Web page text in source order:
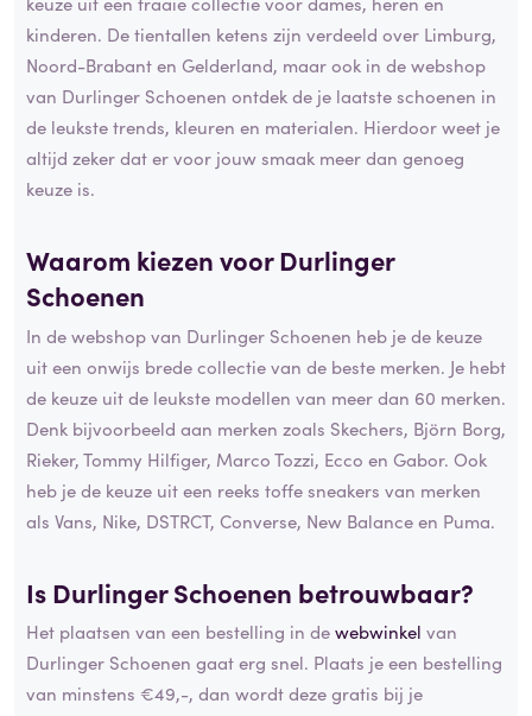
kinderen. De tientallen ketens zijn verdeeld over Limburg,
Noord-Brabant en Gelderland, maar ook in de webshop
van Durlinger Schoenen ontdek de je laatste schoenen in
de leukste trends, kleuren en materialen. Hierdoor weet je
altijd zeker dat er voor jouw smaak meer dan genoeg
keuze is.
Waarom kiezen voor Durlinger
Schoenen
In de webshop van Durlinger Schoenen heb je de keuze
uit een onwijs brede collectie van de beste merken. Je hebt
de keuze uit de leukste modellen van meer dan 60 merken.
Denk bijvoorbeeld aan merken zoals Skechers, Björn Borg,
Rieker, Tommy Hilfiger, Marco Tozzi, Ecco en Gabor. Ook
heb je de keuze uit een reeks toffe sneakers van merken
als Vans, Nike, DSTRCT, Converse, New Balance en Puma.
Is Durlinger Schoenen betrouwbaar?
Het plaatsen van een bestelling in dewebwinkel van
Durlinger Schoenen gaat erg snel. Plaats je een bestelling
van minstens €49,-, dan wordt deze gratis bij je